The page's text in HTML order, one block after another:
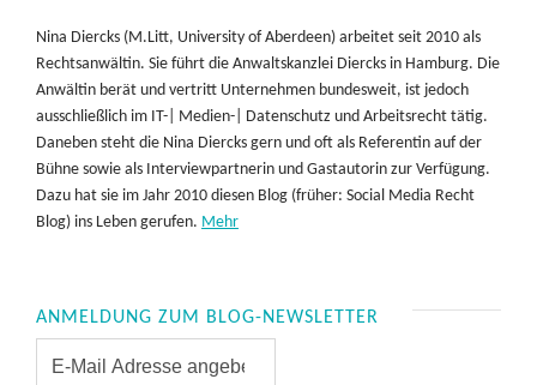
Nina Diercks (M.Litt, University of Aberdeen) arbeitet seit 2010 als
Rechtsanwältin. Sie führt die Anwaltskanzlei Diercks in Hamburg. Die
Anwältin berät und vertritt Unternehmen bundesweit, ist jedoch
ausschließlich im IT-| Medien-| Datenschutz und Arbeitsrecht tätig.
Daneben steht die Nina Diercks gern und oft als Referentin auf der
Bühne sowie als Interviewpartnerin und Gastautorin zur Verfügung.
Dazu hat sie im Jahr 2010 diesen Blog (früher: Social Media Recht
Blog) ins Leben gerufen. Mehr
ANMELDUNG ZUM BLOG-NEWSLETTER